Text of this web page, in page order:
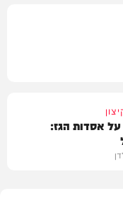
על אסדות הגז: